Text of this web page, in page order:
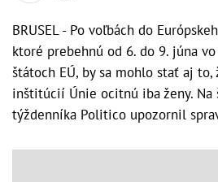
BRUSEL - Po voľbách do
ktoré prebehnú od 6. do 9. júna
štátoch EÚ, by sa mohlo stať aj
inštitúcií Únie ocitnú iba ženy. Na
týždenníka Politico upozornil